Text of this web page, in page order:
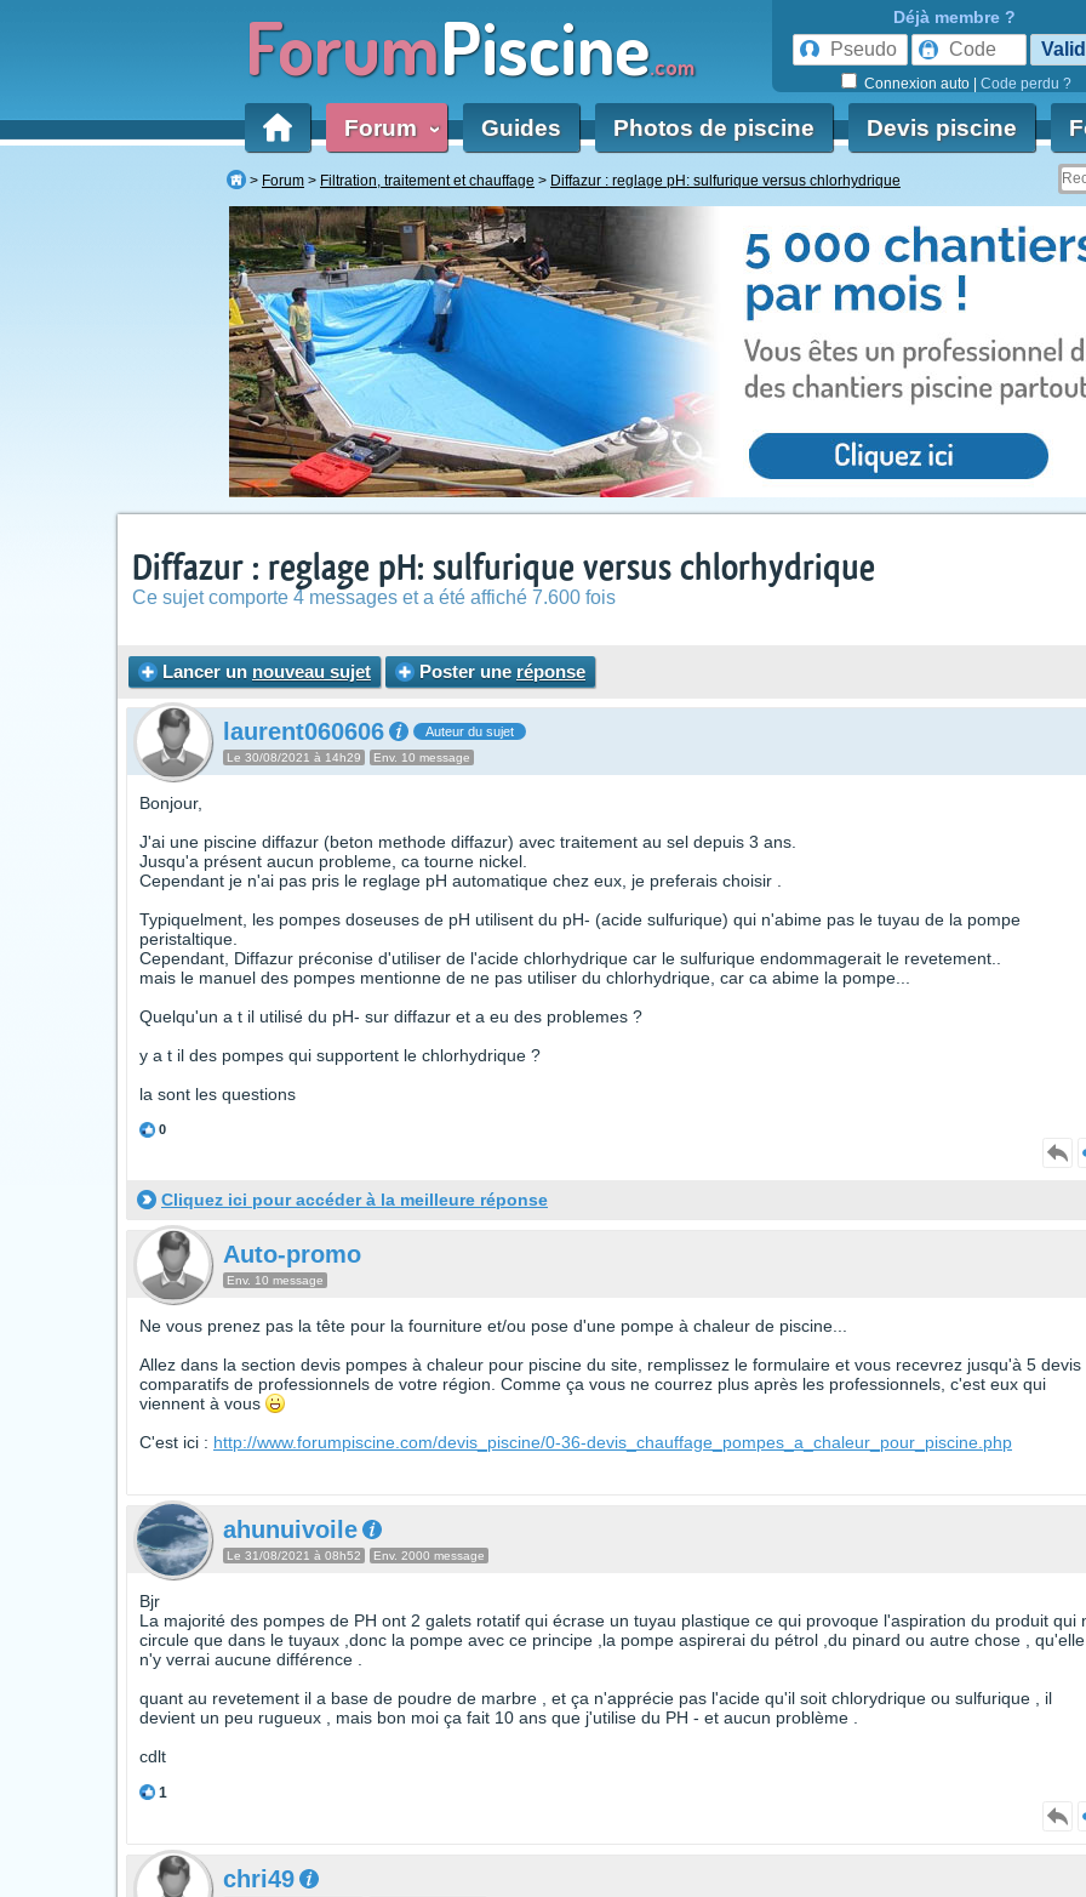
ForumPiscine.com
Déjà membre ?
Connexion auto Code perdu ?
Forum ‹ Guides Photos de piscine Devis piscine
Forum Filtration, traitement et chauffage Diffazur : reglage pH: sulfurique versus chlorhydrique
Diffazur : reglage pH: sulfurique versus chlorhydrique
Ce sujet comporte 4 messages et a été affiché 7.600 fois
Lancer un nouveau sujet Poster une réponse
laurent060606 Auteur du sujet
Le 30/08/2021 à 14h29 Env. 10 message
Bonjour,
J'ai une piscine diffazur (beton methode diffazur) avec traitement au sel depuis 3 ans.
Jusqu'a présent aucun probleme, ca tourne nickel.
Cependant je n'ai pas pris le reglage pH automatique chez eux, je preferais choisir .
Typiquelment, les pompes doseuses de pH utilisent du pH- (acide sulfurique) qui n'abime pas le tuyau de la pompe
peristaltique.
Cependant, Diffazur préconise d'utiliser de l'acide chlorhydrique car le sulfurique endommagerait le revetement..
mais le manuel des pompes mentionne de ne pas utiliser du chlorhydrique, car ca abime la pompe...
Quelqu'un a t il utilisé du pH- sur diffazur et a eu des problemes ?
y a t il des pompes qui supportent le chlorhydrique ?
la sont les questions
0
Cliquez ici pour accéder à la meilleure réponse
Auto-promo
Env. 10 message
Ne vous prenez pas la tête pour la fourniture et/ou pose d'une pompe à chaleur de piscine...
Allez dans la section devis pompes à chaleur pour piscine du site, remplissez le formulaire et vous recevrez jusqu'à 5 devis
comparatifs de professionnels de votre région. Comme ça vous ne courrez plus après les professionnels, c'est eux qui
viennent à vous
C'est ici : http://www.forumpiscine.com/devis_piscine/0-36-devis_chauffage_pompes_a_chaleur_pour_piscine.php
ahunuivoile
Le 31/08/2021 à 08h52 Env. 2000 message
Bjr
La majorité des pompes de PH ont 2 galets rotatif qui écrase un tuyau plastique ce qui provoque l'aspiration du produit qui
circule que dans le tuyaux ,donc la pompe avec ce principe ,la pompe aspirerai du pétrol ,du pinard ou autre chose , qu'elle
n'y verrai aucune différence .
quant au revetement il a base de poudre de marbre , et ça n'apprécie pas l'acide qu'il soit chlorydrique ou sulfurique , il
devient un peu rugueux , mais bon moi ça fait 10 ans que j'utilise du PH - et aucun problème .
cdlt
1
chri49